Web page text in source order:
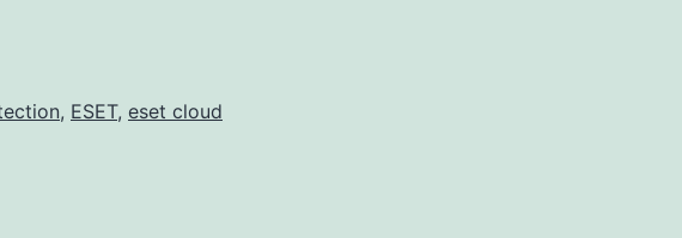
, ESET, eset cloud